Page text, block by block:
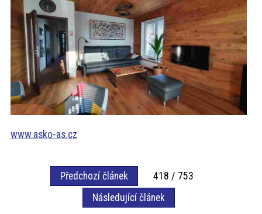
www.asko-as.cz
Předchozí článek
418 / 753
Následující článek